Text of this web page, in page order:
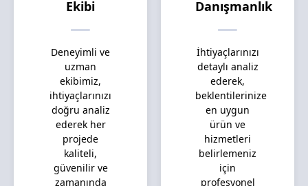
Ekibi
Deneyimli ve
uzman
ekibimiz,
ihtiyaçlarınızı
doğru analiz
ederek her
projede
kaliteli,
güvenilir ve
zamanında
Danışmanlık
İhtiyaçlarınızı
detaylı analiz
ederek,
beklentilerinize
en uygun
ürün ve
hizmetleri
belirlemeniz
için
profesyonel